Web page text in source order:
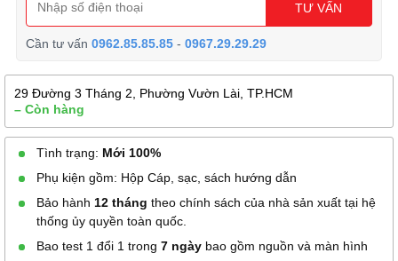
TƯ VẤN
Cần tư vấn0962.85.85.85 -0967.29.29.29
29 Đường 3 Tháng 2, Phường Vườn Lài, TP.HCM
– Còn hàng
Tình trạng: Mới 100%
Phụ kiện gồm: Hộp Cáp, sạc, sách hướng dẫn
Bảo hành 12 tháng theo chính sách của nhà sản xuất tại hệ
thống ủy quyền toàn quốc.
Bao test 1 đổi 1 trong 7 ngày bao gồm nguồn và màn hình